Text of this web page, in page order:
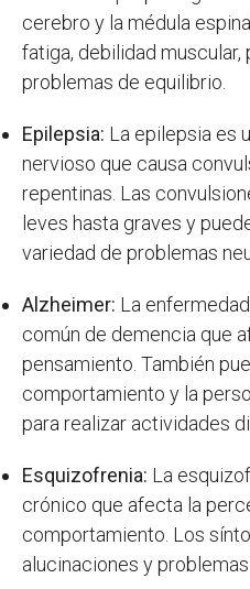
cerebro y la médula
fatiga, debilidad
problemas de equilibrio.
Epilepsia: La epilepsia es
nervioso que causa
repentinas. Las
leves hasta graves y
variedad de problemas
Alzheimer: La
común de demencia que
pensamiento. También
comportamiento y la
para realizar actividades
Esquizofrenia: La
crónico que afecta la
comportamiento. Los
alucinaciones y